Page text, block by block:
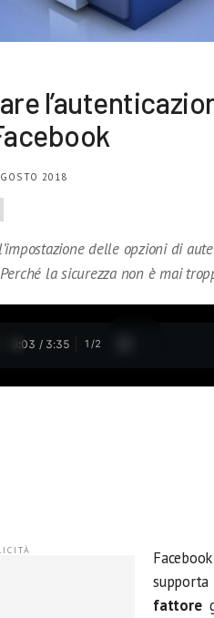
2018
delle opzioni di
la sicurezza non è mai
0:04 / 3:35 1 /2
fattore